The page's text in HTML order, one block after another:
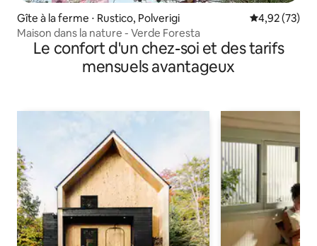
Gîte à la ferme ⋅ Rustico, Polverigi Évaluation
4,92 (73)
Maison dans la nature - Verde Foresta
Le confort d'un chez-soi et des tarifs
mensuels avantageux